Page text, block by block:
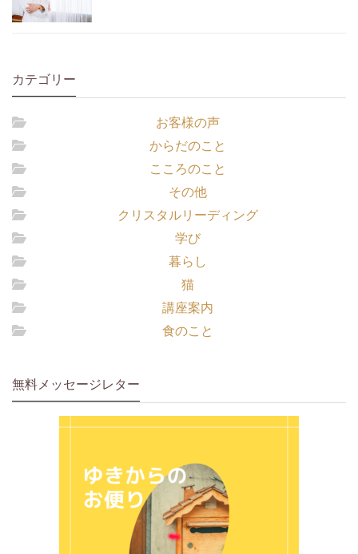
カテゴリー
お客様の声
からだのこと
こころのこと
その他
クリスタルリーディング
学び
暮らし
猫
講座案内
食のこと
無料メッセージレター